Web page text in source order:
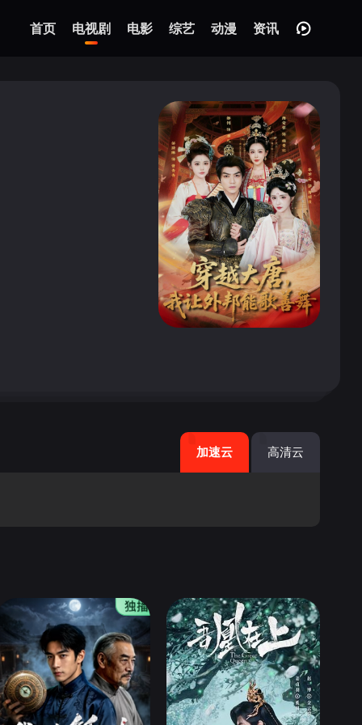
首页 电视剧 电影 综艺 动漫 资讯
加速云 高清云